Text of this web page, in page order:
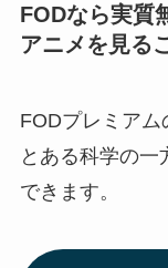
FODなら実質
アニメを見る
FODプレミアム
とある科学の一
できます。